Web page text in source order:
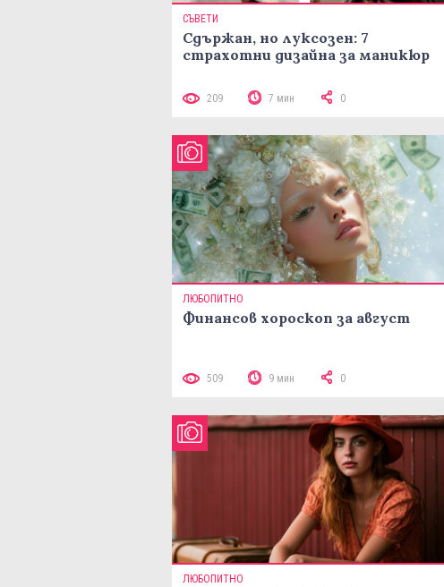
СЪВЕТИ
Сдържан, но луксозен: 7
страхотни дизайна за маникюр
209 7 мин 0
ЛЮБОПИТНО
Финансов хороскоп за август
509 9 мин 0
ЛЮБОПИТНО